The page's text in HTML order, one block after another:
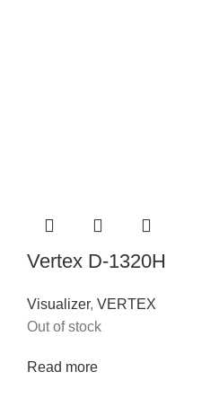
Vertex D-1320H
Visualizer, VERTEX
Out of stock
Read more